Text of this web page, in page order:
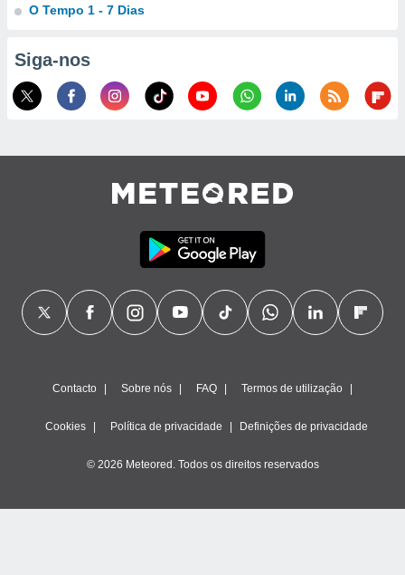
ou
fontes,
e melhorar
dados
estudos
O Tempo 1 - 7 Dias
Siga-nos
Contacto Sobre nós FAQ Termos de utilização
Cookies Política de privacidade Definições de privacidade
© 2026 Meteored. Todos os direitos reservados